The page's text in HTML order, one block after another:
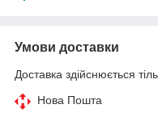
Умови доставки
Доставка здійснюється
Нова Пошта